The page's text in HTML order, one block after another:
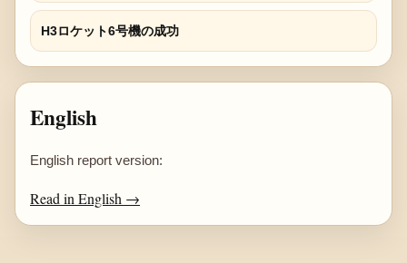
H3ロケット6号機の成功
English
English report version:
Read in English →